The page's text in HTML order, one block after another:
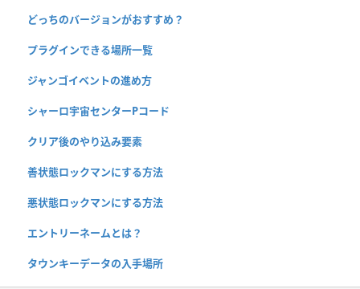
どっちのバージョンがおすすめ？
プラグインできる場所一覧
ジャンゴイベントの進め方
シャーロ宇宙センターPコード
クリア後のやり込み要素
善状態ロックマンにする方法
悪状態ロックマンにする方法
エントリーネームとは？
タウンキーデータの入手場所